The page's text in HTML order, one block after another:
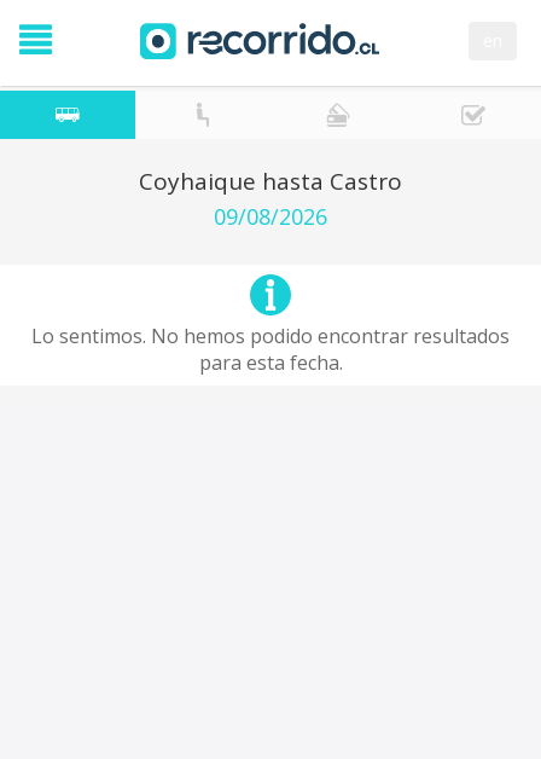
Coyhaique hasta Castro
09/08/2026
Lo sentimos. No hemos podido encontrar resultados
para esta fecha.